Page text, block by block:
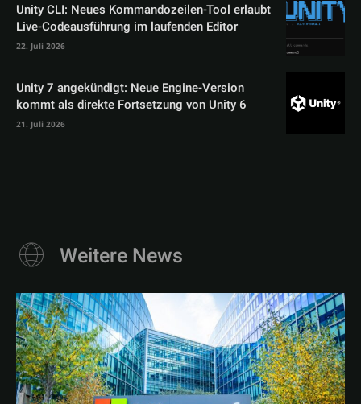
Unity CLI: Neues Kommandozeilen-Tool erlaubt
Live-Codeausführung im laufenden Editor
22. Juli 2026
Unity 7 angekündigt: Neue Engine-Version
kommt als direkte Fortsetzung von Unity 6
21. Juli 2026
Weitere News